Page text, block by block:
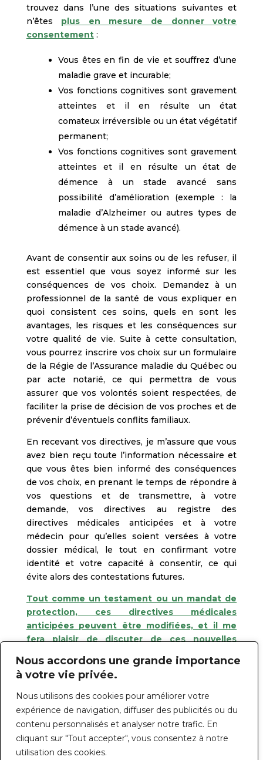
Nous accordons une grande importance
à votre vie privée.
Nous utilisons des cookies pour améliorer votre
expérience de navigation, diffuser des publicités ou du
contenu personnalisés et analyser notre trafic. En
cliquant sur "Tout accepter", vous consentez à notre
utilisation des cookies.
trouvez dans l’une des situations suivantes et
n’êtes plus en mesure de donner votre
consentement:
Vous êtes en fin de vie et souffrez d’une
maladie grave et incurable;
Vos fonctions cognitives sont gravement
atteintes et il en résulte un état
comateux irréversible ou un état végétatif
permanent;
Vos fonctions cognitives sont gravement
atteintes et il en résulte un état de
démence à un stade avancé sans
possibilité d’amélioration (exemple : la
maladie d’Alzheimer ou autres types de
démence à un stade avancé).
Avant de consentir aux soins ou de les refuser, il
est essentiel que vous soyez informé sur les
conséquences de vos choix. Demandez à un
professionnel de la santé de vous expliquer en
quoi consistent ces soins, quels en sont les
avantages, les risques et les conséquences sur
votre qualité de vie. Suite à cette consultation,
vous pourrez inscrire vos choix sur un formulaire
de la Régie de l’Assurance maladie du Québec ou
par acte notarié, ce qui permettra de vous
assurer que vos volontés soient respectées, de
faciliter la prise de décision de vos proches et de
prévenir d’éventuels conflits familiaux.
En recevant vos directives, je m’assure que vous
avez bien reçu toute l’information nécessaire et
que vous êtes bien informé des conséquences
de vos choix, en prenant le temps de répondre à
vos questions et de transmettre, à votre
demande, vos directives au registre des
directives médicales anticipées et à votre
médecin pour qu’elles soient versées à votre
dossier médical, le tout en confirmant votre
identité et votre capacité à consentir, ce qui
évite alors des contestations futures.
Tout comme un testament ou un mandat de
protection, ces directives médicales
anticipées peuvent être modifiées, et il me
fera plaisir de discuter de ces nouvelles
CONTACTEZ-MOI DÈS MAINTENANT!